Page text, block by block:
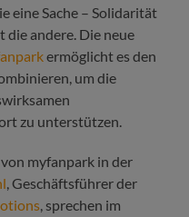
eine Sache – Solidarität
die andere. Die neue
ermöglicht es den
um die
zu unterstützen.
myfanpark in der
, Geschäftsführer der
, sprechen im